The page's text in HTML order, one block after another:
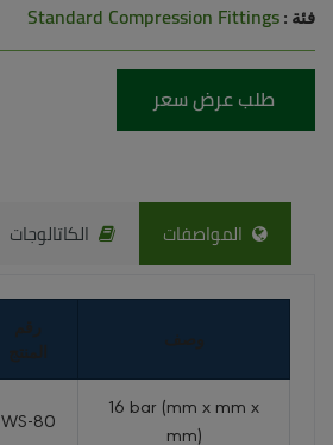
فئة : Standard Compression Fittings
طلب عرض سعر
الكاتالوجات المواصفات
16 bar (mm x mm x
mm)
WS-80